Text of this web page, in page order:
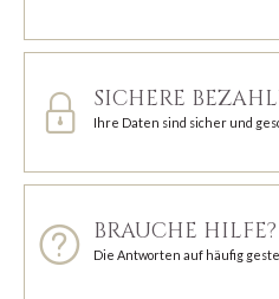
SICHERE
Ihre Daten sind sicher und
BRAUCHE HILFE?
Die Antworten auf häufig